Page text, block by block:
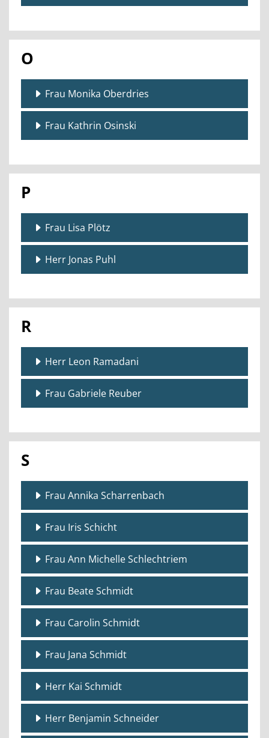
O
Frau Monika Oberdries
Frau Kathrin Osinski
P
Frau Lisa Plötz
Herr Jonas Puhl
R
Herr Leon Ramadani
Frau Gabriele Reuber
S
Frau Annika Scharrenbach
Frau Iris Schicht
Frau Ann Michelle Schlechtriem
Frau Beate Schmidt
Frau Carolin Schmidt
Frau Jana Schmidt
Herr Kai Schmidt
Herr Benjamin Schneider